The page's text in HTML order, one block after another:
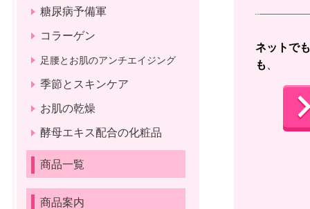
ネットで
も
糖尿病予備軍
コラーゲン
足腰とお肌のアンチエイジング
季節とスキンケア
お肌の乾燥
酵母エキス配合の化粧品
商品一覧
商品案内